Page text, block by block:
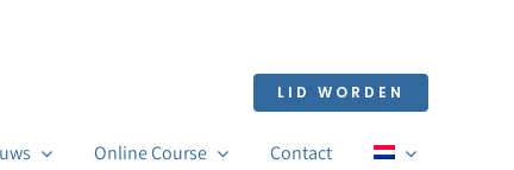
LID WORDEN
Online Course Contact